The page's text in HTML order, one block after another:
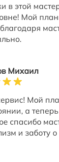
в этой
Мой
Михаил
Мой
а
спасибо
и заботу